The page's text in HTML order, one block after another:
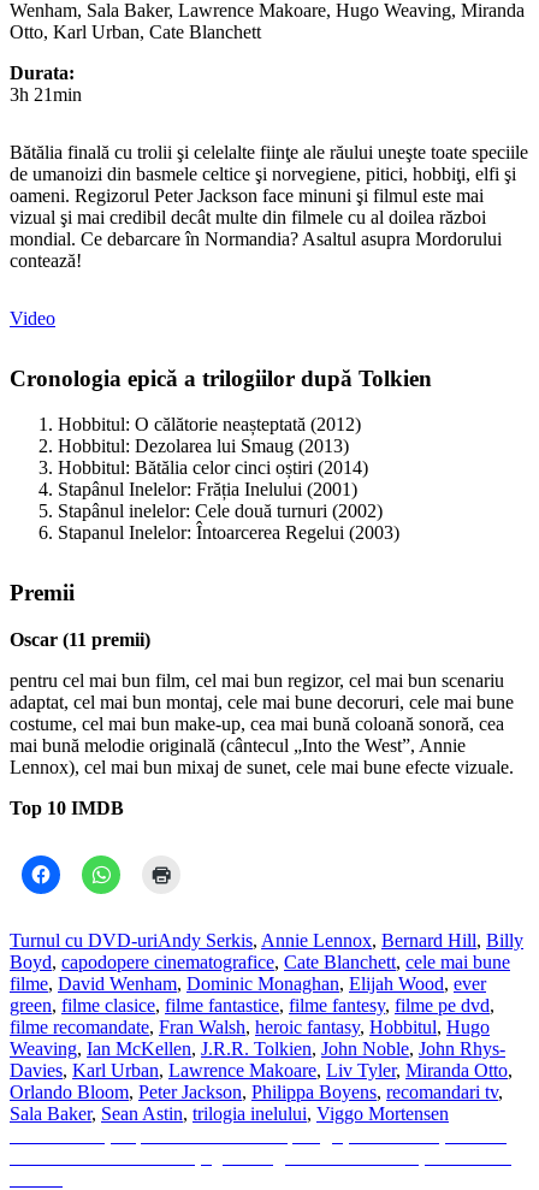
Wenham, Sala Baker, Lawrence Makoare, Hugo Weaving, Miranda
Otto, Karl Urban, Cate Blanchett
Durata:
3h 21min
Bătălia finală cu trolii şi celelalte fiinţe ale răului uneşte toate speciile
de umanoizi din basmele celtice şi norvegiene, pitici, hobbiţi, elfi şi
oameni. Regizorul Peter Jackson face minuni şi filmul este mai
vizual şi mai credibil decât multe din filmele cu al doilea război
mondial. Ce debarcare în Normandia? Asaltul asupra Mordorului
contează!
Video
Cronologia epică a trilogiilor după Tolkien
Hobbitul: O călătorie neașteptată (2012)
Hobbitul: Dezolarea lui Smaug (2013)
Hobbitul: Bătălia celor cinci oștiri (2014)
Stapânul Inelelor: Frăția Inelului (2001)
Stapânul inelelor: Cele două turnuri (2002)
Stapanul Inelelor: Întoarcerea Regelui (2003)
Premii
Oscar (11 premii)
pentru cel mai bun film, cel mai bun regizor, cel mai bun scenariu
adaptat, cel mai bun montaj, cele mai bune decoruri, cele mai bune
costume, cel mai bun make-up, cea mai bună coloană sonoră, cea
mai bună melodie originală (cântecul „Into the West”, Annie
Lennox), cel mai bun mixaj de sunet, cele mai bune efecte vizuale.
Top 10 IMDB
Turnul cu DVD-uriAndy Serkis, Annie Lennox, Bernard Hill, Billy
Boyd, capodopere cinematografice, Cate Blanchett, cele mai bune
filme, David Wenham, Dominic Monaghan, Elijah Wood, ever
green, filme clasice, filme fantastice, filme fantesy, filme pe dvd,
filme recomandate, Fran Walsh, heroic fantasy, Hobbitul, Hugo
Weaving, Ian McKellen, J.R.R. Tolkien, John Noble, John Rhys-
Davies, Karl Urban, Lawrence Makoare, Liv Tyler, Miranda Otto,
Orlando Bloom, Peter Jackson, Philippa Boyens, recomandari tv,
Sala Baker, Sean Astin, trilogia inelului, Viggo Mortensen
Navigare
în